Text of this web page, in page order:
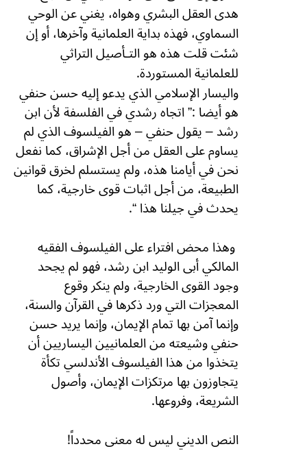
هدى العقل البشري وهواه، يغني عن الوحي
السماوي، فهذه بداية العلمانية وآخرها، أو إن
شئت قلت هذه هو التـأصيل التراثي
للعلمانية المستوردة.
واليسار الإسلامي الذي يدعو إليه حسن حنفي
هو أيضا :” اتجاه رشدي في الفلسفة لأن ابن
رشد – يقول حنفي – هو الفيلسوف الذي لم
يساوم على العقل من أجل الإشراق، كما نفعل
نحن في أيامنا هذه، ولم يستسلم لخرق قوانين
الطبيعة، من أجل اثبات قوى خارجية، كما
يحدث في جيلنا هذا “.
وهذا محض افتراء على الفيلسوف الفقيه
المالكي أبى الوليد ابن رشد، فهو لم يجحد
وجود القوى الخارجية، ولم ينكر وقوع
المعجزات التي ورد ذكرها في القرآن والسنة،
وإنما آمن بها تمام الإيمان، وإنما يريد حسن
حنفي وشيعته من العلمانيين اليساريين أن
يتخذوا من هذا الفيلسوف الأندلسي تكأة
يتجاوزون بها مرتكزات الإيمان، وأصول
الشريعة، وفروعها.
النص الديني ليس له معنى محدداً!